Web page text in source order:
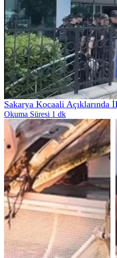
Sakarya Kocaali Açıklarında
Okuma Süresi 1 dk